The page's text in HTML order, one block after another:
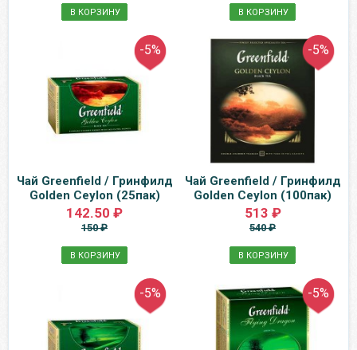
В КОРЗИНУ В КОРЗИНУ
-5%
Чай Greenfield / Гринфилд
Golden Ceylon (25пак)
142.50 ₽
150 ₽
В КОРЗИНУ
-5%
Чай Greenfield / Гринфилд
Golden Ceylon (100пак)
513 ₽
540 ₽
В КОРЗИНУ
-5% -5%